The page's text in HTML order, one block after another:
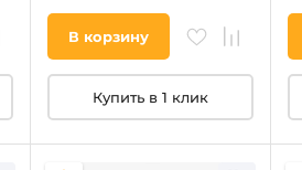
В корзину
Купить в 1 клик